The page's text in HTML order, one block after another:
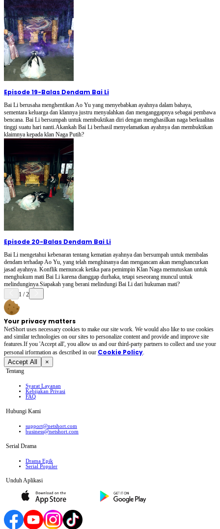
Episode 19-Balas Dendam Bai Li
Bai Li berusaha menghentikan Ao Yu yang menyebabkan ayahnya dalam bahaya,
sementara keluarga dan klannya justru menyalahkan dan menganggapnya sebagai pembawa
bencana. Bai Li bersumpah untuk membuktikan diri dengan menghasilkan naga berkualitas
tinggi suatu hari nanti.Akankah Bai Li berhasil menyelamatkan ayahnya dan membuktikan
klaimnya kepada klan Naga Putih?
Episode 20-Balas Dendam Bai Li
Bai Li mengetahui kebenaran tentang kematian ayahnya dan bersumpah untuk membalas
dendam terhadap Ao Yu, yang telah menghinanya dan mengancam akan menghancurkan
jasad ayahnya. Konflik memuncak ketika para pemimpin Klan Naga memutuskan untuk
menghukum mati Bai Li karena dianggap durhaka, tetapi seseorang muncul untuk
melindunginya.Siapakah yang berani melindungi Bai Li dari hukuman mati?
1 /2
Your privacy matters
NetShort uses necessary cookies to make our site work. We would also like to use cookies
and similar technologies on our sites to personalize content and provide and improve site
features.If you 'Accept all', you allow us and our third-party partners to collect and use your
personal irformation as described in our Cookie Policy.
Accept All ×
Tentang
Syarat Layanan
Kebijakan Privasi
FAQ
Hubungi Kami
support@netshort.com
business@netshort.com
Serial Drama
Drama Epik
Serial Populer
Unduh Aplikasi